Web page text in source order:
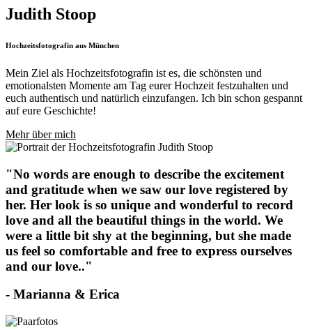
Judith Stoop
Hochzeitsfotografin aus München
Mein Ziel als Hochzeitsfotografin ist es, die schönsten und
emotionalsten Momente am Tag eurer Hochzeit festzuhalten und
euch authentisch und natürlich einzufangen. Ich bin schon gespannt
auf eure Geschichte!
Mehr über mich
"No words are enough to describe the excitement
and gratitude when we saw our love registered by
her. Her look is so unique and wonderful to record
love and all the beautiful things in the world. We
were a little bit shy at the beginning, but she made
us feel so comfortable and free to express ourselves
and our love.."
- Marianna & Erica